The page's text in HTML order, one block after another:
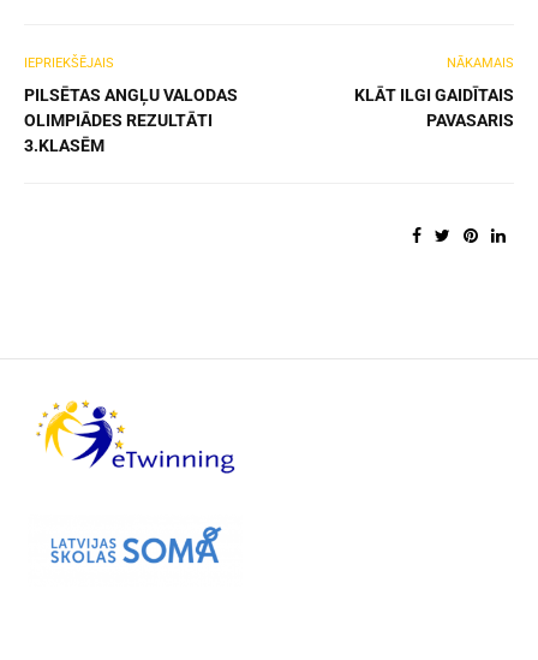
IEPRIEKŠĒJAIS
PILSĒTAS ANGĻU VALODAS
OLIMPIĀDES REZULTĀTI
3.KLASĒM
NĀKAMAIS
KLĀT ILGI GAIDĪTAIS
PAVASARIS